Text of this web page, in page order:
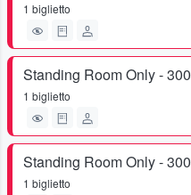
1 biglietto
Standing Room Only - 300
1 biglietto
Standing Room Only - 300
1 biglietto